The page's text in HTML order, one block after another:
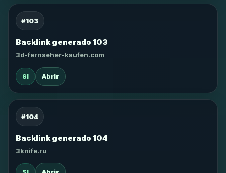
#103
Backlink generado 103
3d-fernseher-kaufen.com
SI Abrir
#104
Backlink generado 104
3knife.ru